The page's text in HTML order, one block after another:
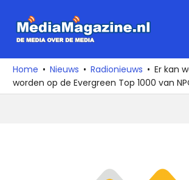
naar
media
over
de
Home Nieuws Radionieuws
Er kan
worden op de Evergreen Top 1000 van